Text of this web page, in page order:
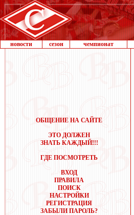
новости сезон чемпионат
ОБЩЕНИЕ НА САЙТЕ
ЭТО ДОЛЖЕН
ЗНАТЬ КАЖДЫЙ!!!
ГДЕ ПОСМОТРЕТЬ
ВХОД
ПРАВИЛА
ПОИСК
НАСТРОЙКИ
РЕГИСТРАЦИЯ
ЗАБЫЛИ ПАРОЛЬ?